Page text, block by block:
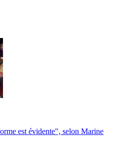
est évidente", selon Marine